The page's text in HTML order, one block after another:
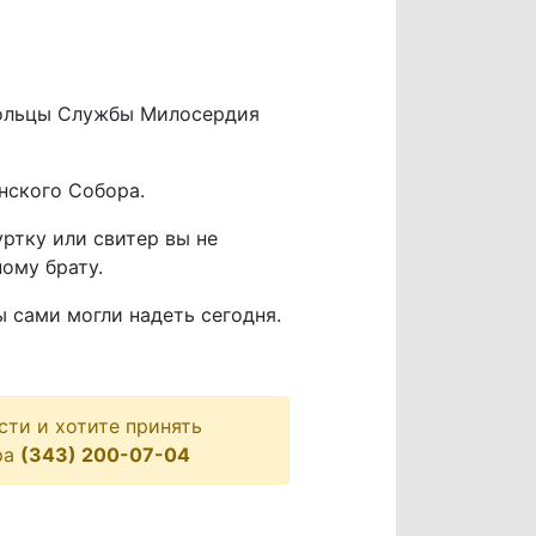
Службы Милосердия
Собора.
или свитер вы не
брату.
могли надеть сегодня.
и хотите принять
(343) 200-07-04